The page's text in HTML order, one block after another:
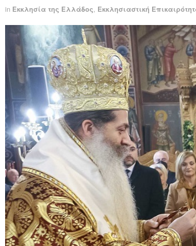
in Εκκλησία της Ελλάδος, Εκκλησιαστική